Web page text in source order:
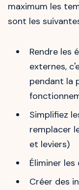
maximum les
sont les
Rendre les
externes,
pendant la
Simplifiez
remplacer
et leviers)
Éliminer
Créer des